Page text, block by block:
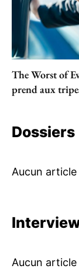
The Worst of
prend aux
Dossiers